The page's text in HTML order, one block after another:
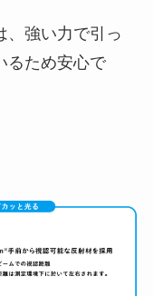
、強い力で引っ
るため安心で